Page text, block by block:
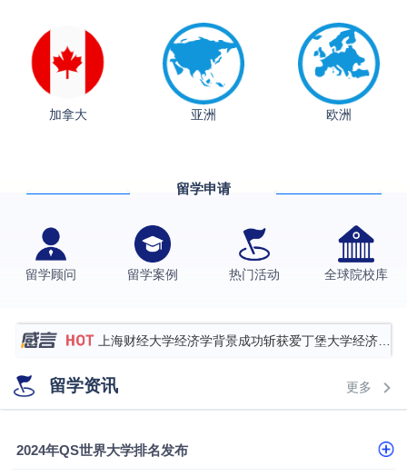
加拿大 亚洲 欧洲
留学申请
留学顾问 留学案例 热门活动 全球院校库
格拉斯哥大学国际商务硕士录取案例
伯明翰大学数字媒体与创意产业硕士录取案例
Offer
上海财经大学经济学背景成功斩获爱丁堡大学经济学
硕士录取
数学背景的他，靠“供应链”故事敲开哥大、宾大之门
专科逆袭伦敦大学学院UCL录取案例解析
留学资讯 更多
2024年QS世界大学排名发布